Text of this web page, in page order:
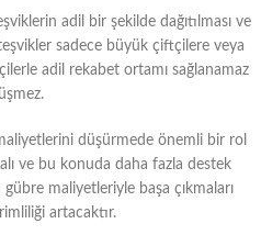
adil bir şekilde dağıtılması ve
sadece büyük çiftçilere veya
adil rekabet ortamı sağlanamaz
düşürmede önemli bir rol
ve bu konuda daha fazla destek
maliyetleriyle başa çıkmaları
artacaktır.